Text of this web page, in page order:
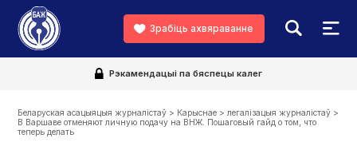
Зрабіць ахвяраванне
Рэкамендацыі па бяспецы калег
Беларуская асацыяцыя журналістаў > Карыснае >легалізацыя журналістаў >
В Варшаве отменяют личную подачу на ВНЖ. Пошаговый гайд о том, что
теперь делать